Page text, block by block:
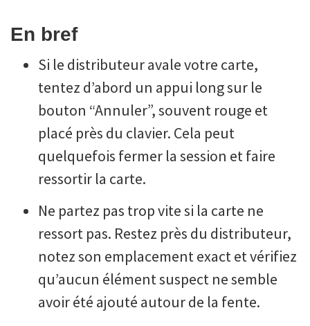
En bref
Si le distributeur avale votre carte,
tentez d’abord un appui long sur le
bouton “Annuler”, souvent rouge et
placé près du clavier. Cela peut
quelquefois fermer la session et faire
ressortir la carte.
Ne partez pas trop vite si la carte ne
ressort pas. Restez près du distributeur,
notez son emplacement exact et vérifiez
qu’aucun élément suspect ne semble
avoir été ajouté autour de la fente.